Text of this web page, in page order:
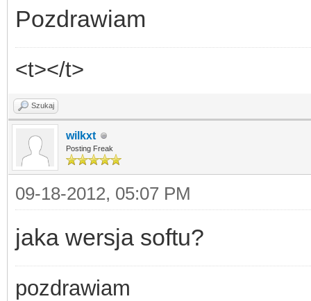
Pozdrawiam
<t></t>
Szukaj
wilkxt
Posting Freak
09-18-2012, 05:07 PM
jaka wersja softu?
pozdrawiam